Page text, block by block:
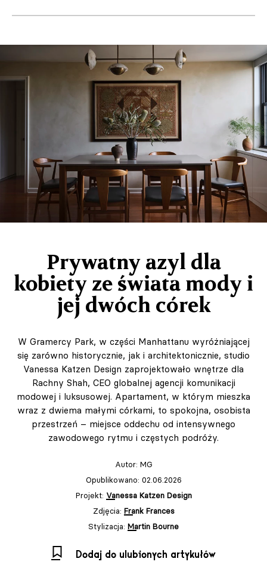
Prywatny azyl dla
kobiety ze świata mody i
jej dwóch córek
W Gramercy Park, w części Manhattanu wyróżniającej
się zarówno historycznie, jak i architektonicznie, studio
Vanessa Katzen Design zaprojektowało wnętrze dla
Rachny Shah, CEO globalnej agencji komunikacji
modowej i luksusowej. Apartament, w którym mieszka
wraz z dwiema małymi córkami, to spokojna, osobista
przestrzeń – miejsce oddechu od intensywnego
zawodowego rytmu i częstych podróży.
Autor: MG
Opublikowano: 02.06.2026
Projekt: Vanessa Katzen Design
Zdjęcia: Frank Frances
Stylizacja: Martin Bourne
Dodaj do ulubionych artykułów